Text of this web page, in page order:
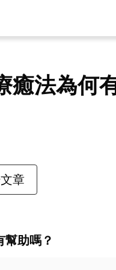
癒法為何
章
幫助嗎？